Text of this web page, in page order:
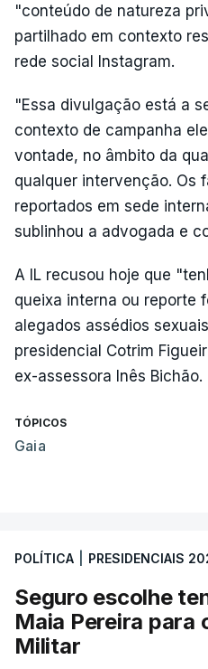
"conteúdo de natureza
partilhado em contexto
rede social Instagram.
"Essa divulgação está a
contexto de campanha
vontade, no âmbito da
qualquer intervenção. Os
reportados em sede
sublinhou a advogada e
A IL recusou hoje que
queixa interna ou reporte
alegados assédios
presidencial Cotrim
ex-assessora Inês Bichão.
TÓPICOS
Gaia
POLÍTICA PRESIDENCIAIS
Seguro escolhe
Maia Pereira para
Militar